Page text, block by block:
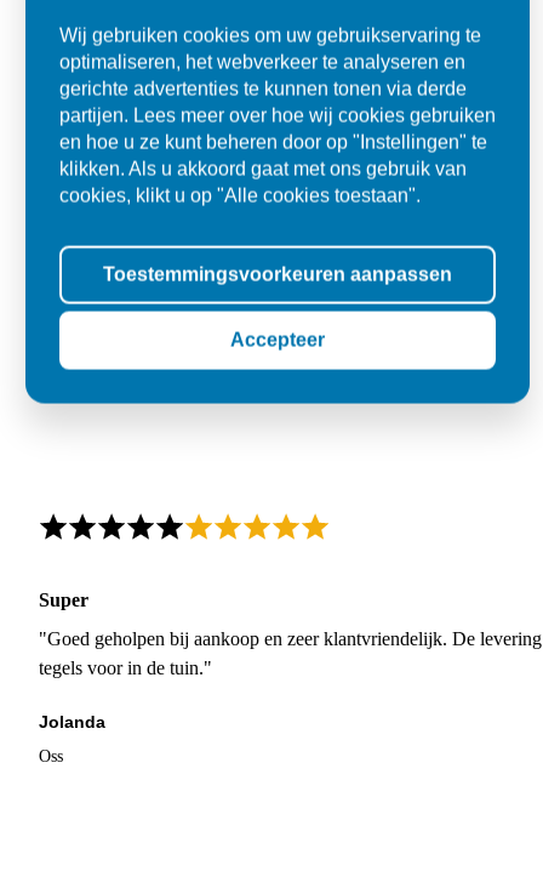
Super
"Goed geholpen bij aankoop en zeer klantvriendelijk. De
tegels voor in de tuin."
Jolanda
Oss
Wij gebruiken cookies om uw gebruikservaring te
optimaliseren, het webverkeer te analyseren en
gerichte advertenties te kunnen tonen via derde
partijen. Lees meer over hoe wij cookies gebruiken
en hoe u ze kunt beheren door op "Instellingen" te
klikken. Als u akkoord gaat met ons gebruik van
cookies, klikt u op "Alle cookies toestaan".
Toestemmingsvoorkeuren aanpassen
Accepteer